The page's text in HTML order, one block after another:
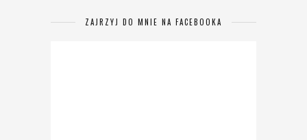
ZAJRZYJ DO MNIE NA FACEBOOKA